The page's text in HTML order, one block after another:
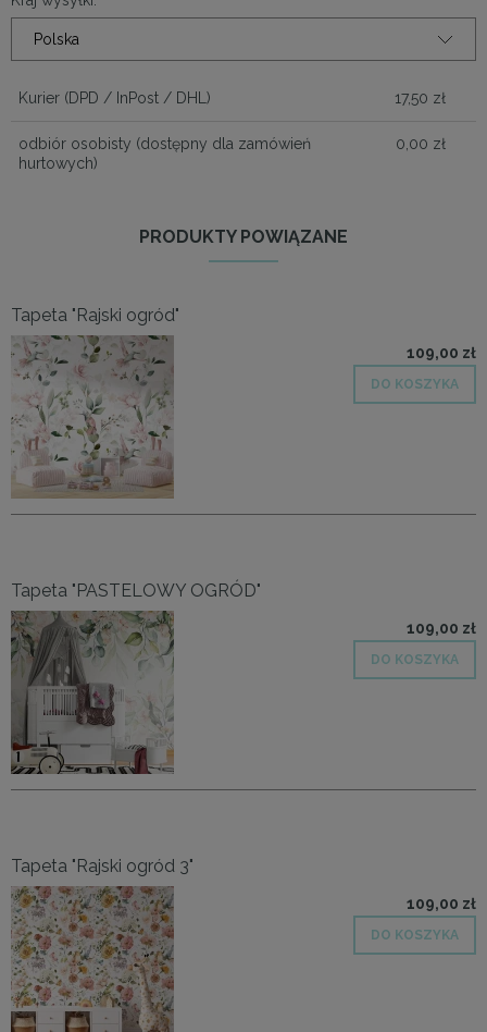
Kurier (DPD / InPost / DHL) 17,50 zł
odbiór osobisty (dostępny dla zamówień
hurtowych)
0,00 zł
PRODUKTY POWIĄZANE
Tapeta "Rajski ogród"
109,00 zł
DO KOSZYKA
Tapeta "PASTELOWY OGRÓD"
109,00 zł
DO KOSZYKA
Tapeta "Rajski ogród 3"
109,00 zł
DO KOSZYKA